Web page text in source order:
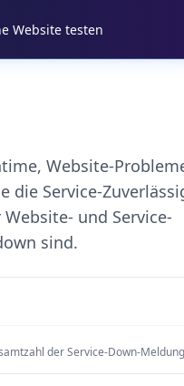
Website testen
Website-
die Service-
und Service-
sind.
der Service-Down-